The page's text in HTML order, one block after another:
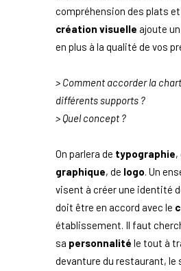
compréhension des plats
création visuelle ajoute
en plus à la qualité de vos
> Comment accorder la
différents supports ?
> Quel concept ?
On parlera de typographie,
graphique, de logo. Un
visent à créer une identité
doit être en accord avec le
établissement. Il faut
sa personnalité le tout à
devanture du restaurant,